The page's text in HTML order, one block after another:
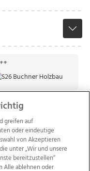
greifen auf
oder eindeutige
von Akzeptieren
unter „Wir und unsere
bereitzustellen“
Alle ablehnen oder